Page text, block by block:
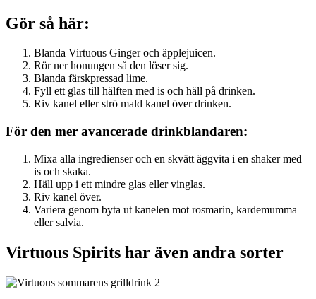
Gör så här:
Blanda Virtuous Ginger och äpplejuicen.
Rör ner honungen så den löser sig.
Blanda färskpressad lime.
Fyll ett glas till hälften med is och häll på drinken.
Riv kanel eller strö mald kanel över drinken.
För den mer avancerade drinkblandaren:
Mixa alla ingredienser och en skvätt äggvita i en shaker med
is och skaka.
Häll upp i ett mindre glas eller vinglas.
Riv kanel över.
Variera genom byta ut kanelen mot rosmarin, kardemumma
eller salvia.
Virtuous Spirits har även andra sorter